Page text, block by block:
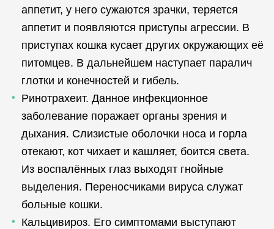
аппетит, у него сужаются зрачки, теряется
аппетит и появляются приступы агрессии. В
приступах кошка кусает других окружающих её
питомцев. В дальнейшем наступает паралич
глотки и конечностей и гибель.
Ринотрахеит. Данное инфекционное
заболевание поражает органы зрения и
дыхания. Слизистые оболочки носа и горла
отекают, кот чихает и кашляет, боится света.
Из воспалённых глаз выходят гнойные
выделения. Переносчиками вируса служат
больные кошки.
Кальцивироз. Его симптомами выступают